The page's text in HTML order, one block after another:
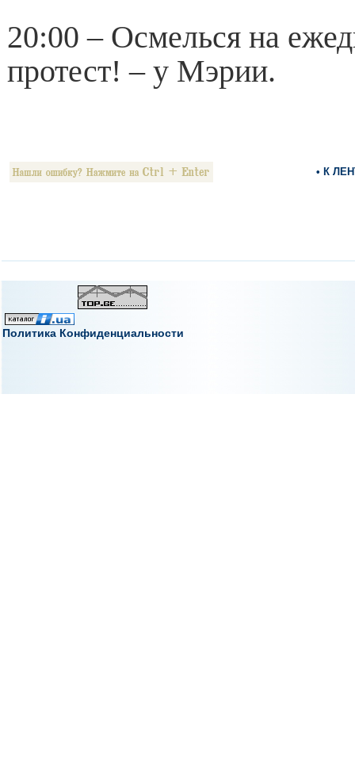
20:00 – Осмелься на
протест! – у Мэрии.
• К
Политика Конфиденциальности